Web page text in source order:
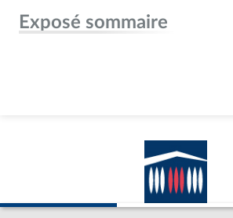
Exposé sommaire